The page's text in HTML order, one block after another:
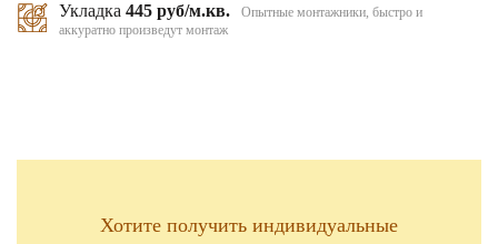
Укладка 445 руб/м.кв.
Опытные монтажники, быстро и
аккуратно произведут монтаж
Хотите получить индивидуальные